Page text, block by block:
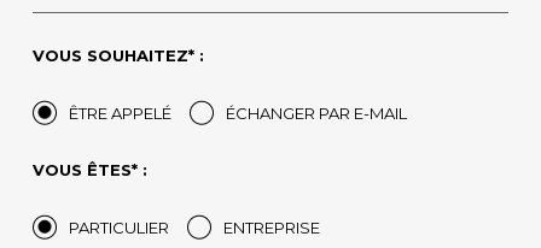
VOUS SOUHAITEZ* :
ÊTRE APPELÉ ÉCHANGER PAR E-MAIL
VOUS ÊTES* :
PARTICULIER ENTREPRISE